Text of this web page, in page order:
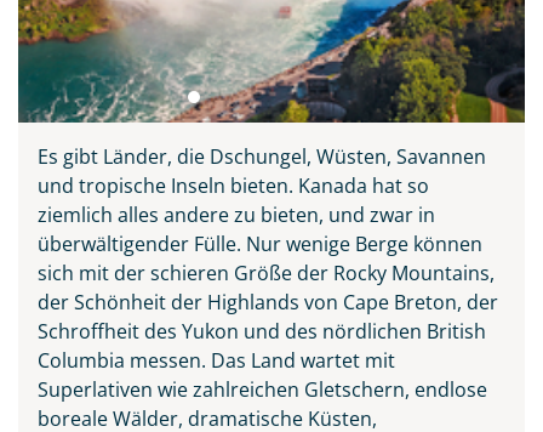
Es gibt Länder, die Dschungel, Wüsten, Savannen
und tropische Inseln bieten. Kanada hat so
ziemlich alles andere zu bieten, und zwar in
überwältigender Fülle. Nur wenige Berge können
sich mit der schieren Größe der Rocky Mountains,
der Schönheit der Highlands von Cape Breton, der
Schroffheit des Yukon und des nördlichen British
Columbia messen. Das Land wartet mit
Superlativen wie zahlreichen Gletschern, endlose
boreale Wälder, dramatische Küsten,